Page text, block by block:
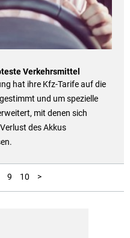
Verkehrsmittel
hat ihre Kfz-Tarife auf die
und um spezielle
mit denen sich
des Akkus
9 10 >